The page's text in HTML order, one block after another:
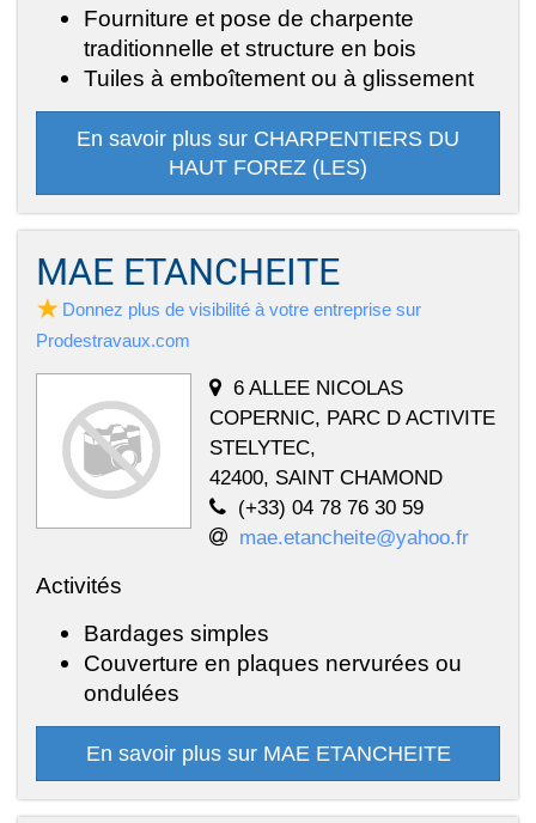
Fourniture et pose de charpente
traditionnelle et structure en bois
Tuiles à emboîtement ou à glissement
En savoir plus sur CHARPENTIERS DU
HAUT FOREZ (LES)
MAE ETANCHEITE
Donnez plus de visibilité à votre entreprise sur
Prodestravaux.com
6 ALLEE NICOLAS
COPERNIC, PARC D ACTIVITE
STELYTEC,
42400, SAINT CHAMOND
(+33) 04 78 76 30 59
mae.etancheite@yahoo.fr
Activités
Bardages simples
Couverture en plaques nervurées ou
ondulées
En savoir plus sur MAE ETANCHEITE